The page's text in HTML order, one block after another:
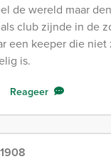
de wereld maar
club zijnde in de
een keeper die niet
is.
Reageer